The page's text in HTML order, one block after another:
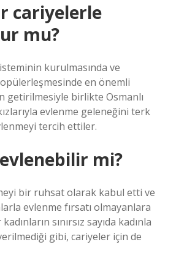
cariyelerle
mu?
kurulmasında ve
en önemli
getirilmesiyle birlikte Osmanlı
evlenme geleneğini terk
tercih ettiler.
mi?
bir ruhsat olarak kabul etti ve
evlenme fırsatı olmayanlara
sınırsız sayıda kadınla
gibi, cariyeler için de